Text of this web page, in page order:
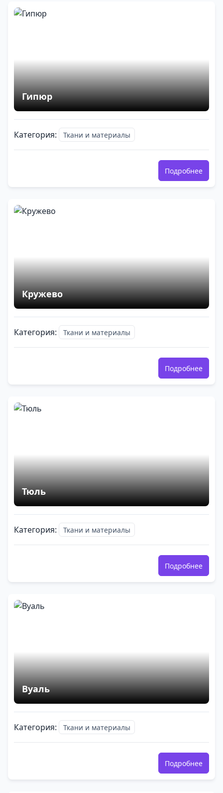
Гипюр
Категория: Ткани и материалы
Подробнее
Кружево
Категория: Ткани и материалы
Подробнее
Тюль
Категория: Ткани и материалы
Подробнее
Вуаль
Категория: Ткани и материалы
Подробнее